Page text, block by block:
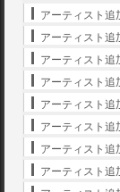
アーティスト追
アーティスト追
アーティスト追
アーティスト追
アーティスト追
アーティスト追
アーティスト追
アーティスト追